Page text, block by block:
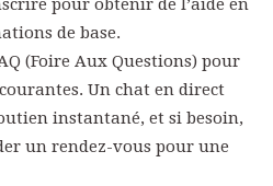
pour obtenir de l’aide en
de base.
(Foire Aux Questions) pour
Un chat en direct
instantané, et si besoin,
un rendez-vous pour une